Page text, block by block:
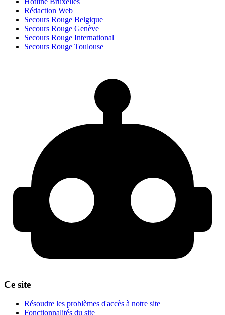
Rédaction Web
Secours Rouge Belgique
Secours Rouge Genève
Secours Rouge International
Secours Rouge Toulouse
Ce site
Résoudre les problèmes d'accès à notre site
Fonctionnalités du site